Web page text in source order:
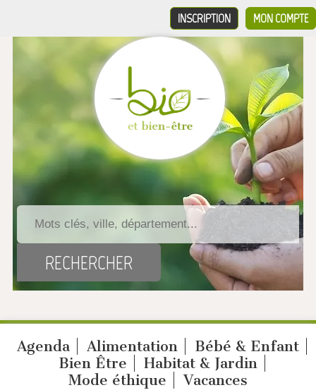
MON COMPTE
INSCRIPTION
Agenda Alimentation
Bébé & Enfant
Bien Être
Habitat & Jardin
Mode éthique
Vacances